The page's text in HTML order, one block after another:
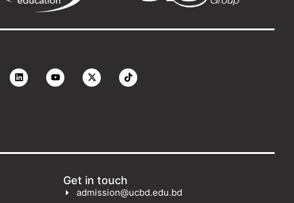
Get in touch
admission@ucbd.edu.bd